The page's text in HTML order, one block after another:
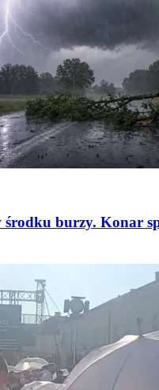
środku burzy. Konar